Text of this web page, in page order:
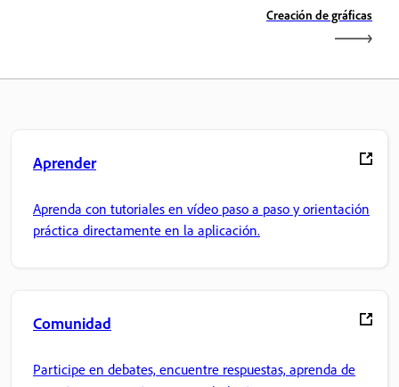
Creación de gráficas
Aprender
Aprenda con tutoriales en vídeo paso a paso y orientación
práctica directamente en la aplicación.
Comunidad
Participe en debates, encuentre respuestas, aprenda de